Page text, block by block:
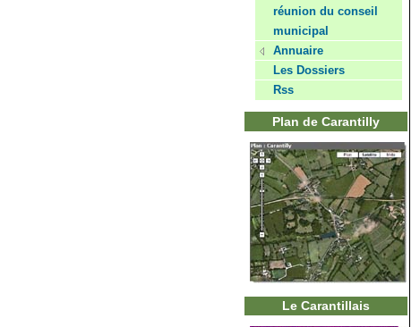
réunion du conseil
municipal
Annuaire
Les Dossiers
Rss
Plan de Carantilly
Le Carantillais